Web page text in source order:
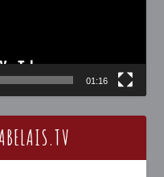
01:16